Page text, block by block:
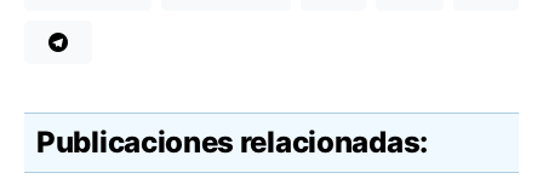
Publicaciones relacionadas: